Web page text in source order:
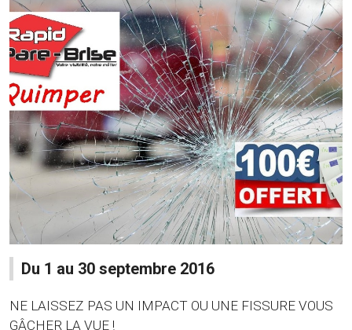
Du 1 au 30 septembre 2016
NE LAISSEZ PAS UN IMPACT OU UNE FISSURE VOUS
GÂCHER LA VUE !